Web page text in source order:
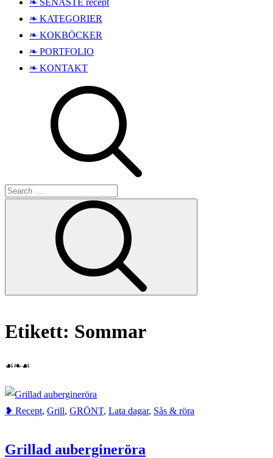
❧ SENASTE recept
❧ KATEGORIER
❧ KOKBÖCKER
❧ PORTFOLIO
❧ KONTAKT
Search
Home
Etikett: Sommar
☙❧☙
❥ Recept, Grill, GRÖNT, Lata dagar, Sås & röra
Grillad aubergineröra